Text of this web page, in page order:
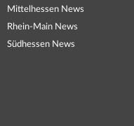
Mittelhessen News
Rhein-Main News
Südhessen News